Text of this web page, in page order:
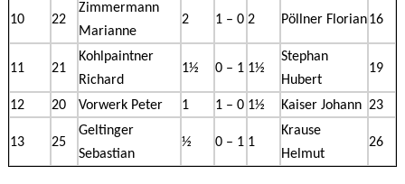
10 22
Zimmermann
Marianne
2 1 – 0 2 Pöllner Florian16
11 21
Kohlpaintner
Richard
1½ 0 – 1 1½
Stephan
Hubert
19
12 20 Vorwerk Peter 1 1 – 0 1½ Kaiser Johann 23
13 25
Geltinger
Sebastian
½ 0 – 1 1
Krause
Helmut
26